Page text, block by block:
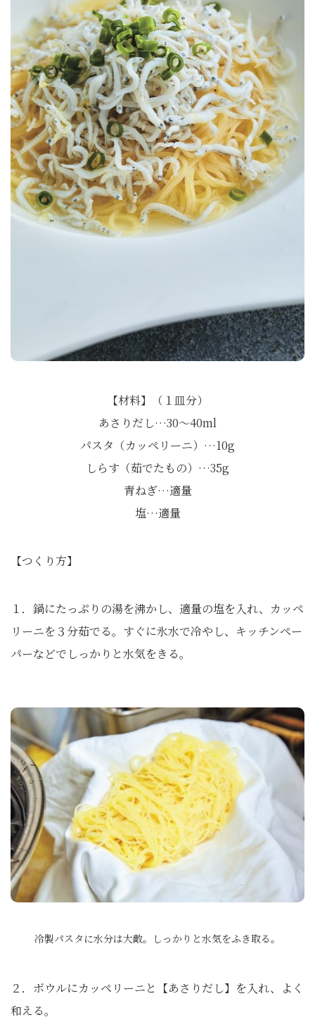
【材料】（１皿分）
あさりだし…30〜40ml
パスタ（カッペリーニ）…10g
しらす（茹でたもの）…35g
青ねぎ…適量
塩…適量
【つくり方】
１．鍋にたっぷりの湯を沸かし、適量の塩を入れ、カッペ
リーニを３分茹でる。すぐに氷水で冷やし、キッチンペー
パーなどでしっかりと水気をきる。
冷製パスタに水分は大敵。しっかりと水気をふき取る。
２．ボウルにカッペリーニと【あさりだし】を入れ、よく
和える。